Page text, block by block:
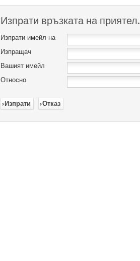
Изпрати връзката на приятел.
Изпрати имейл на
Изпращач
Вашият имейл
Относно
Изпрати Отказ